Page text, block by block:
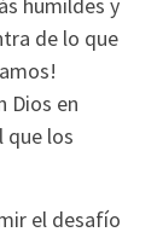
de lo que
Dios en
que los
el desafío